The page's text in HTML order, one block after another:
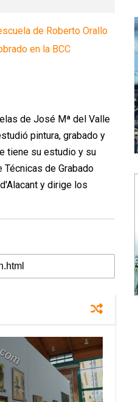
de Roberto Orallo
en la BCC
de José Mª del Valle
pintura, grabado y
tiene su estudio y su
de Grabado
y dirige los